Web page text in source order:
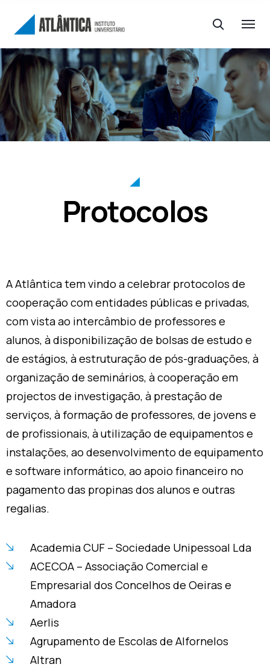
Protocolos
A Atlântica tem vindo a celebrar protocolos de
cooperação com entidades públicas e privadas,
com vista ao intercâmbio de professores e
alunos, à disponibilização de bolsas de estudo e
de estágios, à estruturação de pós-graduações, à
organização de seminários, à cooperação em
projectos de investigação, à prestação de
serviços, à formação de professores, de jovens e
de profissionais, à utilização de equipamentos e
instalações, ao desenvolvimento de equipamento
e software informático, ao apoio financeiro no
pagamento das propinas dos alunos e outras
regalias.
Academia CUF – Sociedade Unipessoal Lda
ACECOA – Associação Comercial e
Empresarial dos Concelhos de Oeiras e
Amadora
Aerlis
Agrupamento de Escolas de Alfornelos
Altran